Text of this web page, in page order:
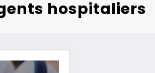
hospitaliers